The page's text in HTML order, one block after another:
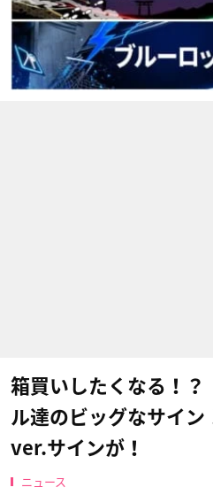
箱買いしたくなる！？
ル達のビッグなサイン
ver.サインが！
ニュース